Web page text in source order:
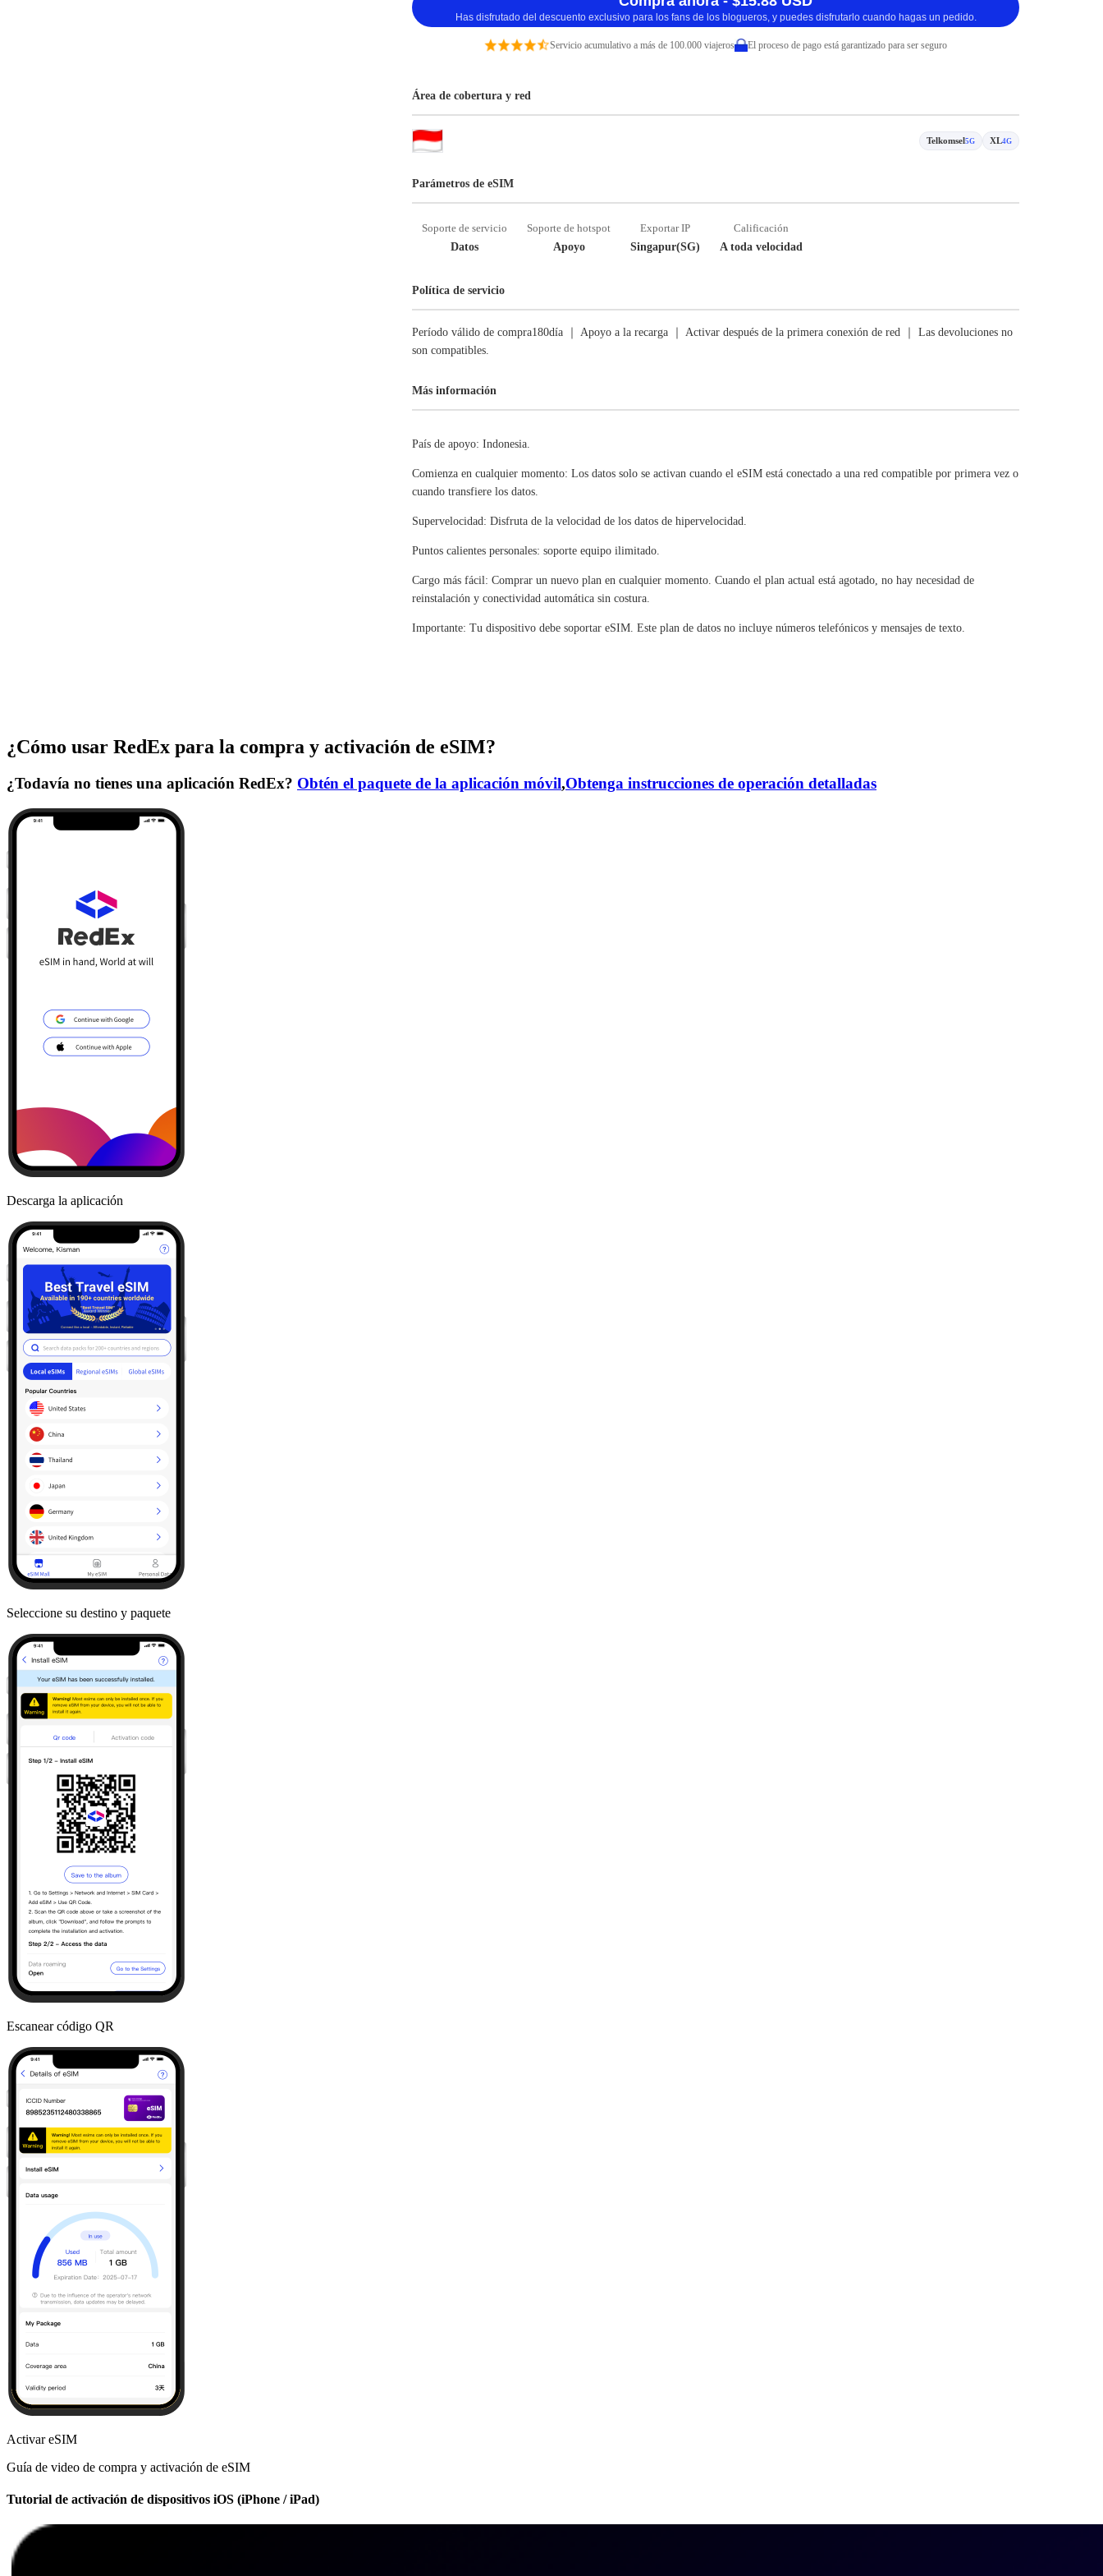
Has disfrutado del descuento exclusivo para los fans de los blogueros, y puedes disfrutarlo cuando hagas un pedido.
Servicio acumulativo a más de 100.000 viajeros El proceso de pago está garantizado para ser seguro
Área de cobertura y red
Telkomsel5G XL4G
Parámetros de eSIM
Soporte de servicio
Datos
Soporte de hotspot
Apoyo
Exportar IP
Singapur(SG)
Calificación
A toda velocidad
Política de servicio
Período válido de compra180día ｜ Apoyo a la recarga ｜ Activar después de la primera conexión de red ｜ Las devoluciones no
son compatibles.
Más información
País de apoyo: Indonesia.
Comienza en cualquier momento: Los datos solo se activan cuando el eSIM está conectado a una red compatible por primera vez o
cuando transfiere los datos.
Supervelocidad: Disfruta de la velocidad de los datos de hipervelocidad.
Puntos calientes personales: soporte equipo ilimitado.
Cargo más fácil: Comprar un nuevo plan en cualquier momento. Cuando el plan actual está agotado, no hay necesidad de
reinstalación y conectividad automática sin costura.
Importante: Tu dispositivo debe soportar eSIM. Este plan de datos no incluye números telefónicos y mensajes de texto.
¿Cómo usar RedEx para la compra y activación de eSIM?
¿Todavía no tienes una aplicación RedEx? Obtén el paquete de la aplicación móvil,Obtenga instrucciones de operación detalladas
Descarga la aplicación
Seleccione su destino y paquete
Escanear código QR
Activar eSIM
Guía de video de compra y activación de eSIM
Tutorial de activación de dispositivos iOS (iPhone / iPad)